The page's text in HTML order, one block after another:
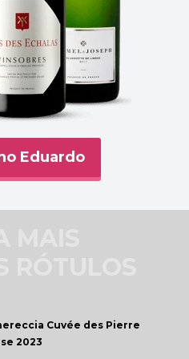
Eduardo
Cuvée des Pierre
2023